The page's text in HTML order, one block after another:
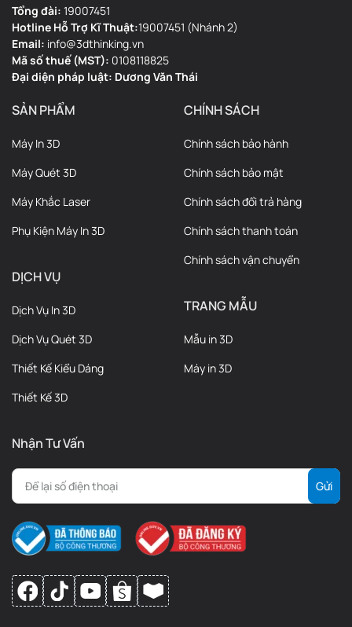
Tổng đài: 19007451
Hotline Hỗ Trợ Kĩ Thuật:19007451 (Nhánh 2)
Email: info@3dthinking.vn
Mã số thuế (MST): 0108118825
Đại diện pháp luật: Dương Văn Thái
SẢN PHẨM
Máy In 3D
Máy Quét 3D
Máy Khắc Laser
Phụ Kiện Máy In 3D
DỊCH VỤ
Dịch Vụ In 3D
Dịch Vụ Quét 3D
Thiết Kế Kiểu Dáng
Thiết Kế 3D
CHÍNH SÁCH
Chính sách bảo hành
Chính sách bảo mật
Chính sách đổi trả hàng
Chính sách thanh toán
Chính sách vận chuyển
TRANG MẪU
Mẫu in 3D
Máy in 3D
Nhận Tư Vấn